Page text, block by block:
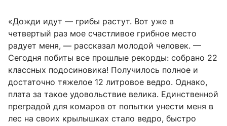
«Дожди идут — грибы растут. Вот уже в
четвертый раз мое счастливое грибное место
радует меня, — рассказал молодой человек. —
Сегодня побиты все прошлые рекорды: собрано 22
классных подосиновика! Получилось полное и
достаточно тяжелое 12 литровое ведро. Однако,
плата за такое удовольствие велика. Единственной
преградой для комаров от попытки унести меня в
лес на своих крылышках стало ведро, быстро